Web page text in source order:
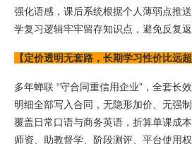
强化语感，课后系统根据个人薄弱点推
学复习逻辑牢牢留存知识点，避免反复返
【定价透明无套路，长期学习性价比远
多年蝉联 “守合同重信用企业”，全套长
明细全部写入合同，无隐形加价、无强
覆盖日常口语与商务英语，折算单课成
师资、助教督学、阶段测评、平台使用